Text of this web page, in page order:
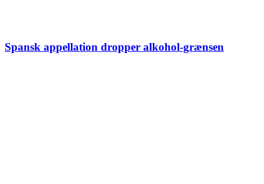
Spansk appellation dropper alkohol-grænsen